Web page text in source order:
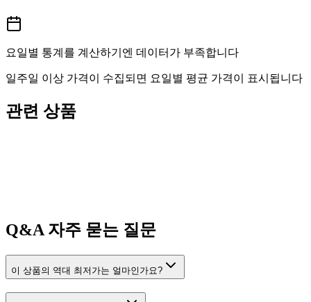
요일별 통계를 계산하기엔 데이터가 부족합니다
일주일 이상 가격이 수집되면 요일별 평균 가격이 표시됩니다
관련 상품
Q&A자주 묻는 질문
이 상품의 역대 최저가는 얼마인가요?